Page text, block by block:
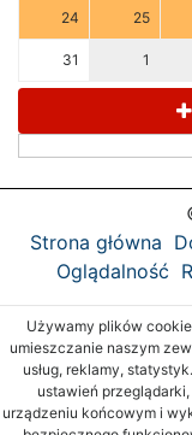
24 25
31 1
Strona główna
Oglądalność
Używamy plików
umieszczanie naszym
usług, reklamy,
ustawień
urządzeniu końcowym i